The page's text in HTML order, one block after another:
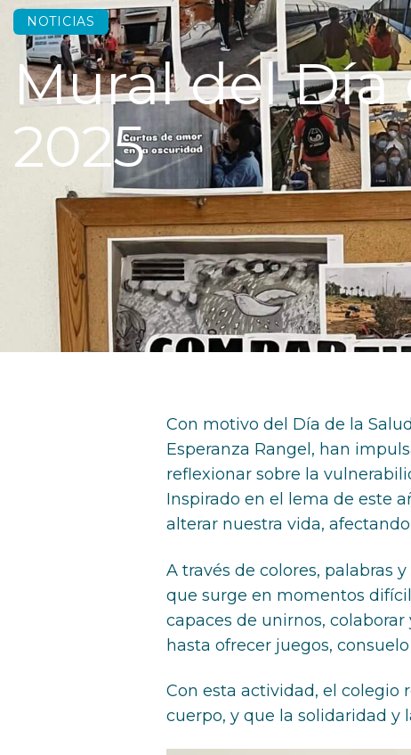
NOTICIAS
Mural del
2025
Con motivo del Día de la
Esperanza Rangel, han
reflexionar sobre la
Inspirado en el lema de este
alterar nuestra vida,
A través de colores, palabras
que surge en momentos
capaces de unirnos,
hasta ofrecer juegos,
Con esta actividad, el colegio
cuerpo, y que la solidaridad